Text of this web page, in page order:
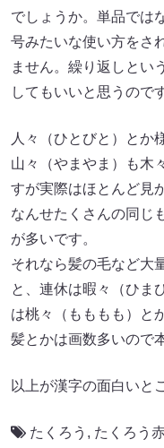
でしょうか。単品では
号みたいな使い方をさ
ません。繰り返しとい
してもいいと思うので
人々（ひとびと）とか
山々（やまやま）も木
すが実際はほとんど見
なんせたくさんの同じ
が多いです。
それなら髪の毛など大
と、連休は暇々（ひま
は桃々（もももも）と
髪とかは画数多いので
以上が漢字の面白いと
たくろう , たくろう